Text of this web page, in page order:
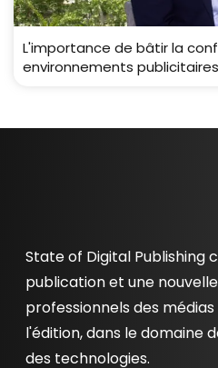
L'importance de bâtir la
environnements
State of Digital Publishing
publication et une
professionnels des
l'édition, dans le domaine
des technologies.